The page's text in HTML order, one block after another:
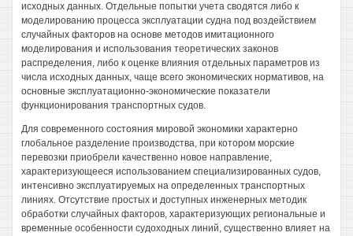
исходных данных. Отдельные попытки учета сводятся либо к
моделированию процесса эксплуатации судна под воздействием
случайных факторов на основе методов имитационного
моделирования и использования теоретических законов
распределения, либо к оценке влияния отдельных параметров из
числа исходных данных, чаще всего экономических нормативов, на
основные эксплуатационно-экономические показатели
функционирования транспортных судов.
Для современного состояния мировой экономики характерно
глобальное разделение производства, при котором морские
перевозки приобрели качественно новое направление,
характеризующееся использованием специализированных судов,
интенсивно эксплуатируемых на определенных транспортных
линиях. Отсутствие простых и доступных инженерных методик
обработки случайных факторов, характеризующих региональные и
временные особенности судоходных линий, существенно влияет на